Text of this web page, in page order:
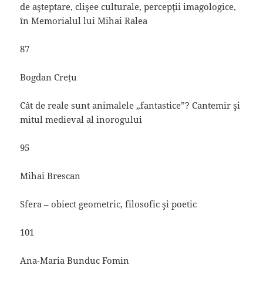
de aşteptare, clişee culturale, percepţii imagologice,
în Memorialul lui Mihai Ralea
87
Bogdan Crețu
Cât de reale sunt animalele „fantastice”? Cantemir şi
mitul medieval al inorogului
95
Mihai Brescan
Sfera – obiect geometric, filosofic şi poetic
101
Ana-Maria Bunduc Fomin